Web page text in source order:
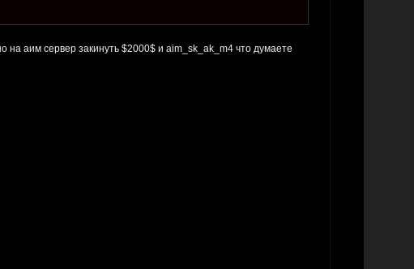
аим сервер закинуть $2000$ и aim_sk_ak_m4 что думаете